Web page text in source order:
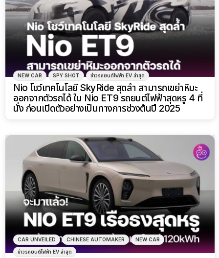
NEW CAR SPY SHOT ข่าวรถยนต์ไฟฟ้า EV ล่าสุด
Nio โชว์เทคโนโลยี SkyRide สุดล้ำ สามารถเขย่าหิมะ
ออกจากตัวรถได้ ใน Nio ET9 รถยนต์ไฟฟ้าสุดหรู 4 ที่
นั่ง ก่อนเปิดตัวอย่างเป็นทางการช่วงต้นปี 2025
CAR UNVEILED CHINESE AUTOMAKER NEW CAR
ข่าวรถยนต์ไฟฟ้า EV ล่าสุด